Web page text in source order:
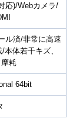
応)/Webカメラ/
ル済/非常に高速
体若干キズ、
耗
64bit